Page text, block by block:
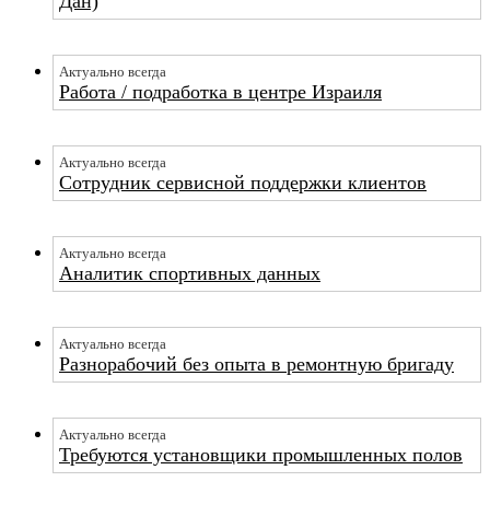
Актуально всегда
Работа / подработка в центре Израиля
Актуально всегда
Сотрудник сервисной поддержки клиентов
Актуально всегда
Аналитик спортивных данных
Актуально всегда
Разнорабочий без опыта в ремонтную бригаду
Актуально всегда
Требуются установщики промышленных полов